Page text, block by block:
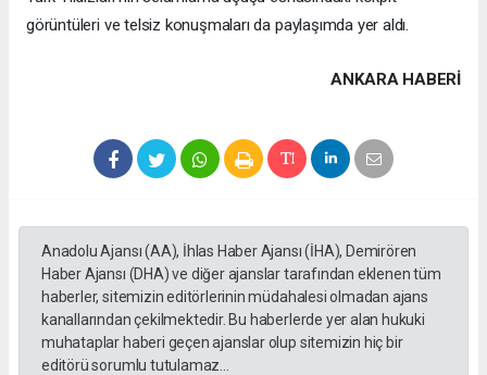
görüntüleri ve telsiz konuşmaları da paylaşımda yer aldı.
ANKARA HABERİ
Anadolu Ajansı (AA), İhlas Haber Ajansı (İHA), Demirören
Haber Ajansı (DHA) ve diğer ajanslar tarafından eklenen tüm
haberler, sitemizin editörlerinin müdahalesi olmadan ajans
kanallarından çekilmektedir. Bu haberlerde yer alan hukuki
muhataplar haberi geçen ajanslar olup sitemizin hiç bir
editörü sorumlu tutulamaz...